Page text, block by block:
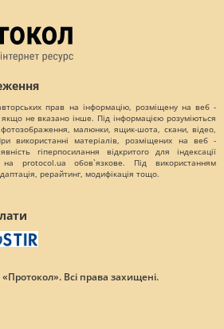
прав на інформацію, розміщену на веб -
якщо не вказано інше. Під інформацією розуміються
фотозображення, малюнки, ящик-шота, скани, відео,
використанні матеріалів, розміщених на веб -
гіперпосилання відкритого для індексації
protocol.ua обов`язкове. Під використанням
рерайтинг, модифікація тощо.
Всі права захищені.